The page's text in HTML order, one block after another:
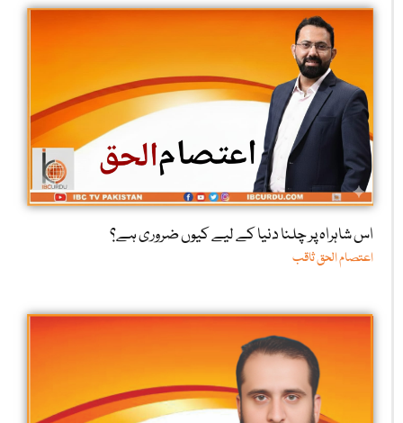
اس شاہراہ پر چلنا دنیا کے لیے کیوں ضروری ہے؟
اعتصام الحق ثاقب